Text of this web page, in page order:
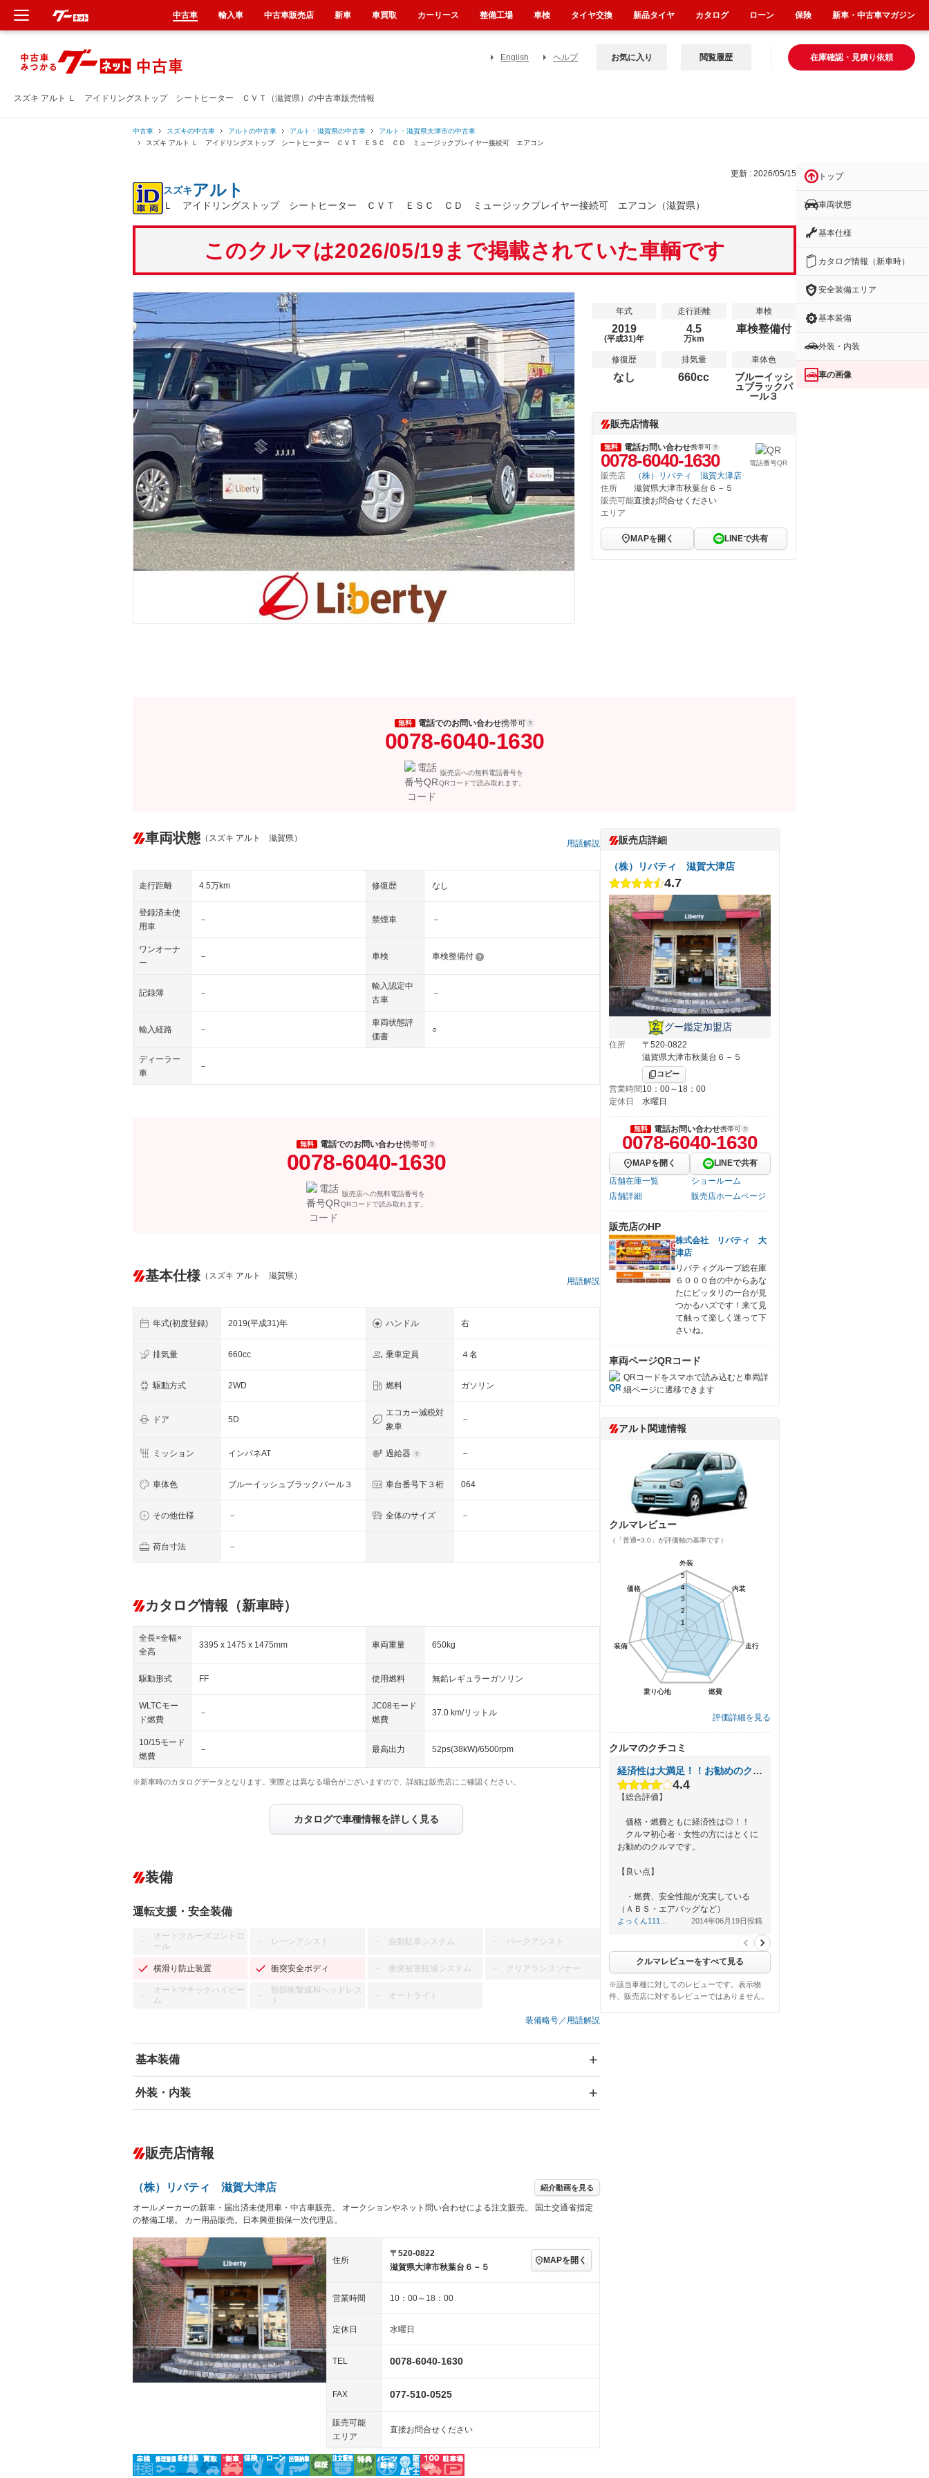
スズキ アルト Ｌ アイドリングストップ シートヒーター ＣＶＴ（滋賀県）の中古車販売情報
English ヘルプ 在庫確認・見積り依頼
お気に入り 閲覧履歴
中古車 スズキの中古車 アルトの中古車 アルト・滋賀県の中古車
アルト・滋賀県大津市の中古車
スズキ アルト Ｌ アイドリングストップ シートヒーター ＣＶＴ ＥＳＣ ＣＤ ミュージックプレイヤー接続可 エアコン
更新 : 2026/05/15
スズキアルト
Ｌ アイドリングストップ シートヒーター ＣＶＴ ＥＳＣ ＣＤ ミュージックプレイヤー接続可 エアコン（滋賀県）
このクルマは2026/05/19まで掲載されていた車輌です
年式
2019
(平成31)年
走行距離
4.5
万km
車検
車検整備付
修復歴
なし
排気量
660cc
車体色
ブルーイッシ
ュブラックパ
ール３
販売店情報
無料 電話お問い合わせ携帯可
0078-6040-1630 電話番号QR
販売店
（株）リバティ 滋賀大津店
住所
滋賀県大津市秋葉台６－５
販売可能
エリア
直接お問合せください
MAPを開く LINEで共有
無料 電話でのお問い合わせ携帯可
0078-6040-1630
販売店への無料電話番号を
QRコードで読み取れます。
車両状態 （スズキ アルト 滋賀県）
用語解説
走行距離 4.5万km 修復歴 なし
登録済未使
用車
－ 禁煙車 －
ワンオーナ
ー
－ 車検 車検整備付
記録簿 －
輸入認定中
古車
－
輸入経路 －
車両状態評
価書
○
ディーラー
車
－
無料 電話でのお問い合わせ携帯可
0078-6040-1630
販売店への無料電話番号を
QRコードで読み取れます。
基本仕様 （スズキ アルト 滋賀県）
用語解説
年式(初度登録) 2019(平成31)年 ハンドル 右
排気量 660cc 乗車定員 ４名
駆動方式 2WD 燃料 ガソリン
ドア 5D
エコカー減税対
象車
－
ミッション インパネAT 過給器 －
車体色 ブルーイッシュブラックパール３ 車台番号下３桁 064
その他仕様 － 全体のサイズ －
荷台寸法 －
カタログ情報（新車時）
全長×全幅×
全高
3395 x 1475 x 1475mm 車両重量 650kg
駆動形式 FF 使用燃料 無鉛レギュラーガソリン
WLTCモー
ド燃費
－
JC08モード
燃費
37.0 km/リットル
10/15モード
燃費
－ 最高出力 52ps(38kW)/6500rpm
※新車時のカタログデータとなります。実際とは異なる場合がございますので、詳細は販売店にご確認ください。
カタログで車種情報を詳しく見る
装備
運転支援・安全装備
－
オートクルーズコントロ
ール
－ レーンアシスト － 自動駐車システム － パークアシスト
横滑り防止装置 衝突安全ボディ － 衝突被害軽減システム － クリアランスソナー
－
オートマチックハイビー
ム
－
頸部衝撃緩和ヘッドレス
ト
－ オートライト
装備略号／用語解説
基本装備
エアバッグ：運転席/助手席
－ ダウンヒルアシストコントロール
－ Bluetooth接続 － 100V電源 センターデフロック
－ レンタカーアップ － 展示・試乗車
装備略号／用語解説
外装・内装
オーディオ：CDまたはCDチェンジャー
－
ー
－ 革シート キーレス
－ LEDヘッドランプ － HID(キセノンライト) － ポータブルナビ － バックカメラ
－ ランフラットタイヤ － パワーシート 3列シート ベンチシート
－ フルフラットシート － チップアップシート
シートヒーター － ウォークスルー
－ フロントカメラ － シートエアコン 全周囲カメラ
－ ルーフレール － エアサスペンション
販売店情報
（株）リバティ 滋賀大津店 紹介動画を見る
オールメーカーの新車・届出済未使用車・中古車販売。 オークションやネット問い合わせによる注文販売。 国土交通省指定
の整備工場。 カー用品販売。日本興亜損保一次代理店。
住所
〒520-0822
滋賀県大津市秋葉台６－５
MAPを開く
営業時間 10：00～18：00
定休日 水曜日
TEL 0078-6040-1630
FAX 077-510-0525
販売可能
エリア
直接お問合せください
販売店詳細
（株）リバティ 滋賀大津店
4.7
グー鑑定加盟店
住所
〒520-0822
滋賀県大津市秋葉台６－５
コピー
営業時間10：00～18：00
定休日
水曜日
無料 電話お問い合わせ携帯可
0078-6040-1630
MAPを開く
LINEで共有
店舗在庫一覧
ショールーム
店舗詳細
販売店ホームページ
販売店のHP
株式会社 リバティ 大
津店
リバティグループ総在庫
６０００台の中からあな
たにピッタリの一台が見
つかるハズです！来て見
て触って楽しく迷って下
さいね。
車両ページQRコード
QRコードをスマホで読み込むと車両詳
細ページに遷移できます
アルト関連情報
クルマレビュー
（「普通=3.0」が評価軸の基準です）
外装
内装
走行
燃費
乗り心地
装備
価格
1
2
3
4
5
外装
内装
走行
燃費
乗り心地
装備
価格
1
2
3
4
5
評価詳細を見る
クルマのクチコミ
経済性は大満足！！お勧めのクルマです！
4.4
【総合評価】
価格・燃費ともに経済性は◎！！
クルマ初心者・女性の方にはとくに
お勧めのクルマです。
【良い点】
・燃費、安全性能が充実している
（ＡＢＳ・エアバッグなど）
・小回りがきくので駐車もラクラ
よっくん111... 2014年06月19日投稿
クルマレビューをすべて見る
※該当車種に対してのレビューです。表示物
件、販売店に対するレビューではありません。
トップ
車両状態
基本仕様
カタログ情報（新車時）
安全装備エリア
基本装備
外装・内装
車の画像
中古車 輸入車 中古車販売店 新車 車買取 カーリース 整備工場 車検 タイヤ交換 新品タイヤ カタログ ローン 保険 新車・中古車マガジン
新車
中古車